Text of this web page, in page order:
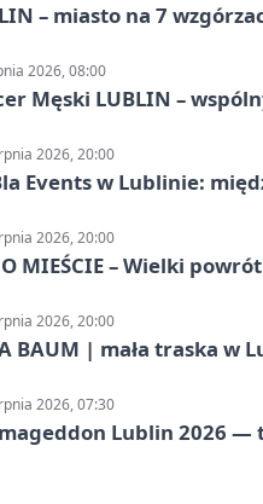
– miasto na 7
2026, 08:00
Męski LUBLIN –
2026, 20:00
Events w Lublinie:
2026, 20:00
O MIEŚCIE – Wielki
2026, 20:00
BAUM | mała traska w
2026, 07:30
Lublin 2026 —